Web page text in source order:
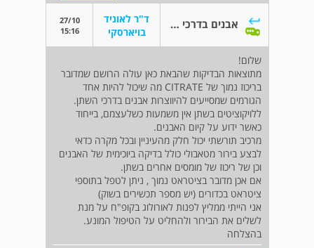
אבנים בדרכי השתן
ד"ר לאוניד
בויארסקי
27/10
15:16
שלום!
מתוצאות הבדיקות שהבאת כאן עולה הרושם שמדובר
בריכוז נמוך של CITRATE מה שיכול להיות אחד
הגורמים שמסייעים להיווצרות אבנים בדרכי השתן.
ללויקוציטים בשתן אין משמעות כשלעצמם, בייחוד
כאשר ידוע על קיום האבנים.
מרכיב תורשתי יכול חלק מהעיניין ובכל מקרה כדאי
לבצע בירור מטאבולי כולל בדיקה ביוכימית של האבנים
וכן של ריכוז של מומסים אחרים בשתן.
אם אכן מדובר בציטראט נמוך , ניתן לטפל בתוספי
ציטראט בכדורים (יש מספר תכשירים בשוק)
אני הייתי ממליץ לפנות לאורולוג בקופ"ח על מנת
לשלים את הבירור ולהחליט על הטיפול המונע.
בהצלחה